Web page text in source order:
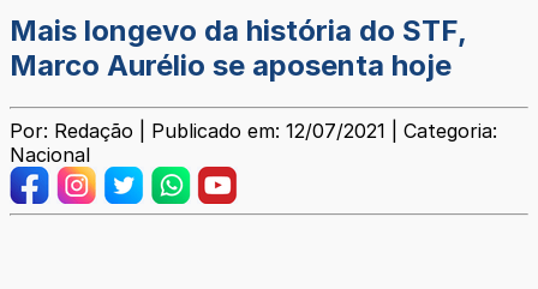
Mais longevo da história do STF,
Marco Aurélio se aposenta hoje
Por: Redação | Publicado em: 12/07/2021 | Categoria:
Nacional